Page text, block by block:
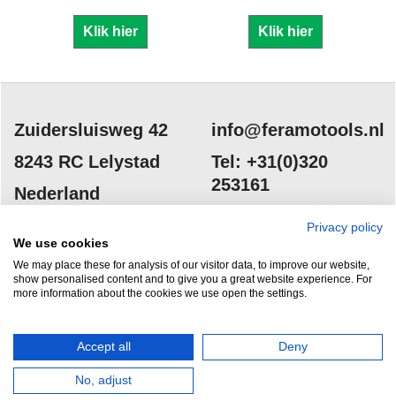
Klik hier Klik hier
Zuidersluisweg 42
8243 RC Lelystad
Nederland
info@feramotools.nl
Tel: +31(0)320
253161
Webwinkel gemaakt met
Privacy policy
We use cookies
We may place these for analysis of our visitor data, to improve our website,
show personalised content and to give you a great website experience. For
more information about the cookies we use open the settings.
Accept all Deny
No, adjust